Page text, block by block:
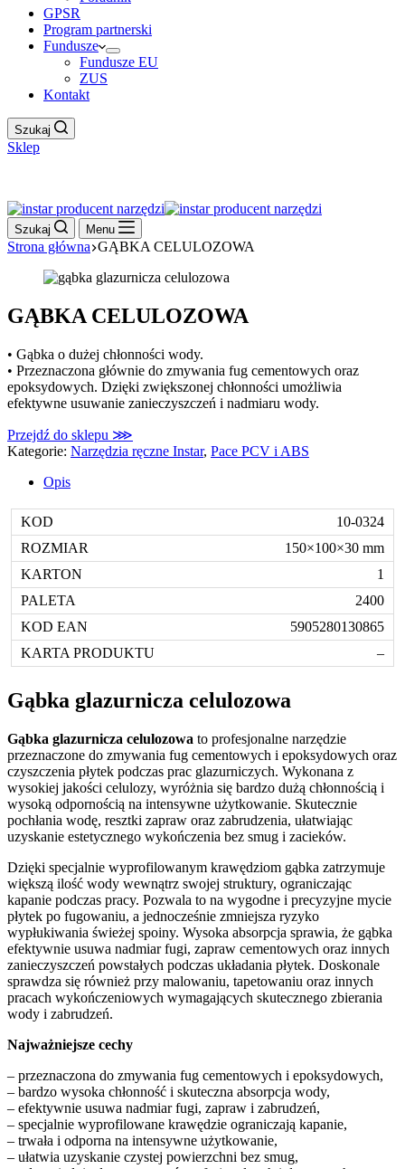
GPSR
Program partnerski
Fundusze
Fundusze EU
ZUS
Kontakt
Szukaj
Sklep
Szukaj Menu
Strona główna GĄBKA CELULOZOWA
GĄBKA CELULOZOWA
• Gąbka o dużej chłonności wody.
• Przeznaczona głównie do zmywania fug cementowych oraz
epoksydowych. Dzięki zwiększonej chłonności umożliwia
efektywne usuwanie zanieczyszczeń i nadmiaru wody.
Przejdź do sklepu ⋙
Kategorie: Narzędzia ręczne Instar, Pace PCV i ABS
Opis
10-0324
150×100×30 mm
1
2400
5905280130865
–
Gąbka glazurnicza celulozowa
Gąbka glazurnicza celulozowa to profesjonalne narzędzie
przeznaczone do zmywania fug cementowych i epoksydowych oraz
czyszczenia płytek podczas prac glazurniczych. Wykonana z
wysokiej jakości celulozy, wyróżnia się bardzo dużą chłonnością i
wysoką odpornością na intensywne użytkowanie. Skutecznie
pochłania wodę, resztki zapraw oraz zabrudzenia, ułatwiając
uzyskanie estetycznego wykończenia bez smug i zacieków.
Dzięki specjalnie wyprofilowanym krawędziom gąbka zatrzymuje
większą ilość wody wewnątrz swojej struktury, ograniczając
kapanie podczas pracy. Pozwala to na wygodne i precyzyjne mycie
płytek po fugowaniu, a jednocześnie zmniejsza ryzyko
wypłukiwania świeżej spoiny. Wysoka absorpcja sprawia, że gąbka
efektywnie usuwa nadmiar fugi, zapraw cementowych oraz innych
zanieczyszczeń powstałych podczas układania płytek. Doskonale
sprawdza się również przy malowaniu, tapetowaniu oraz innych
pracach wykończeniowych wymagających skutecznego zbierania
wody i zabrudzeń.
Najważniejsze cechy
– przeznaczona do zmywania fug cementowych i epoksydowych,
– bardzo wysoka chłonność i skuteczna absorpcja wody,
– efektywnie usuwa nadmiar fugi, zapraw i zabrudzeń,
– specjalnie wyprofilowane krawędzie ograniczają kapanie,
– trwała i odporna na intensywne użytkowanie,
– ułatwia uzyskanie czystej powierzchni bez smug,